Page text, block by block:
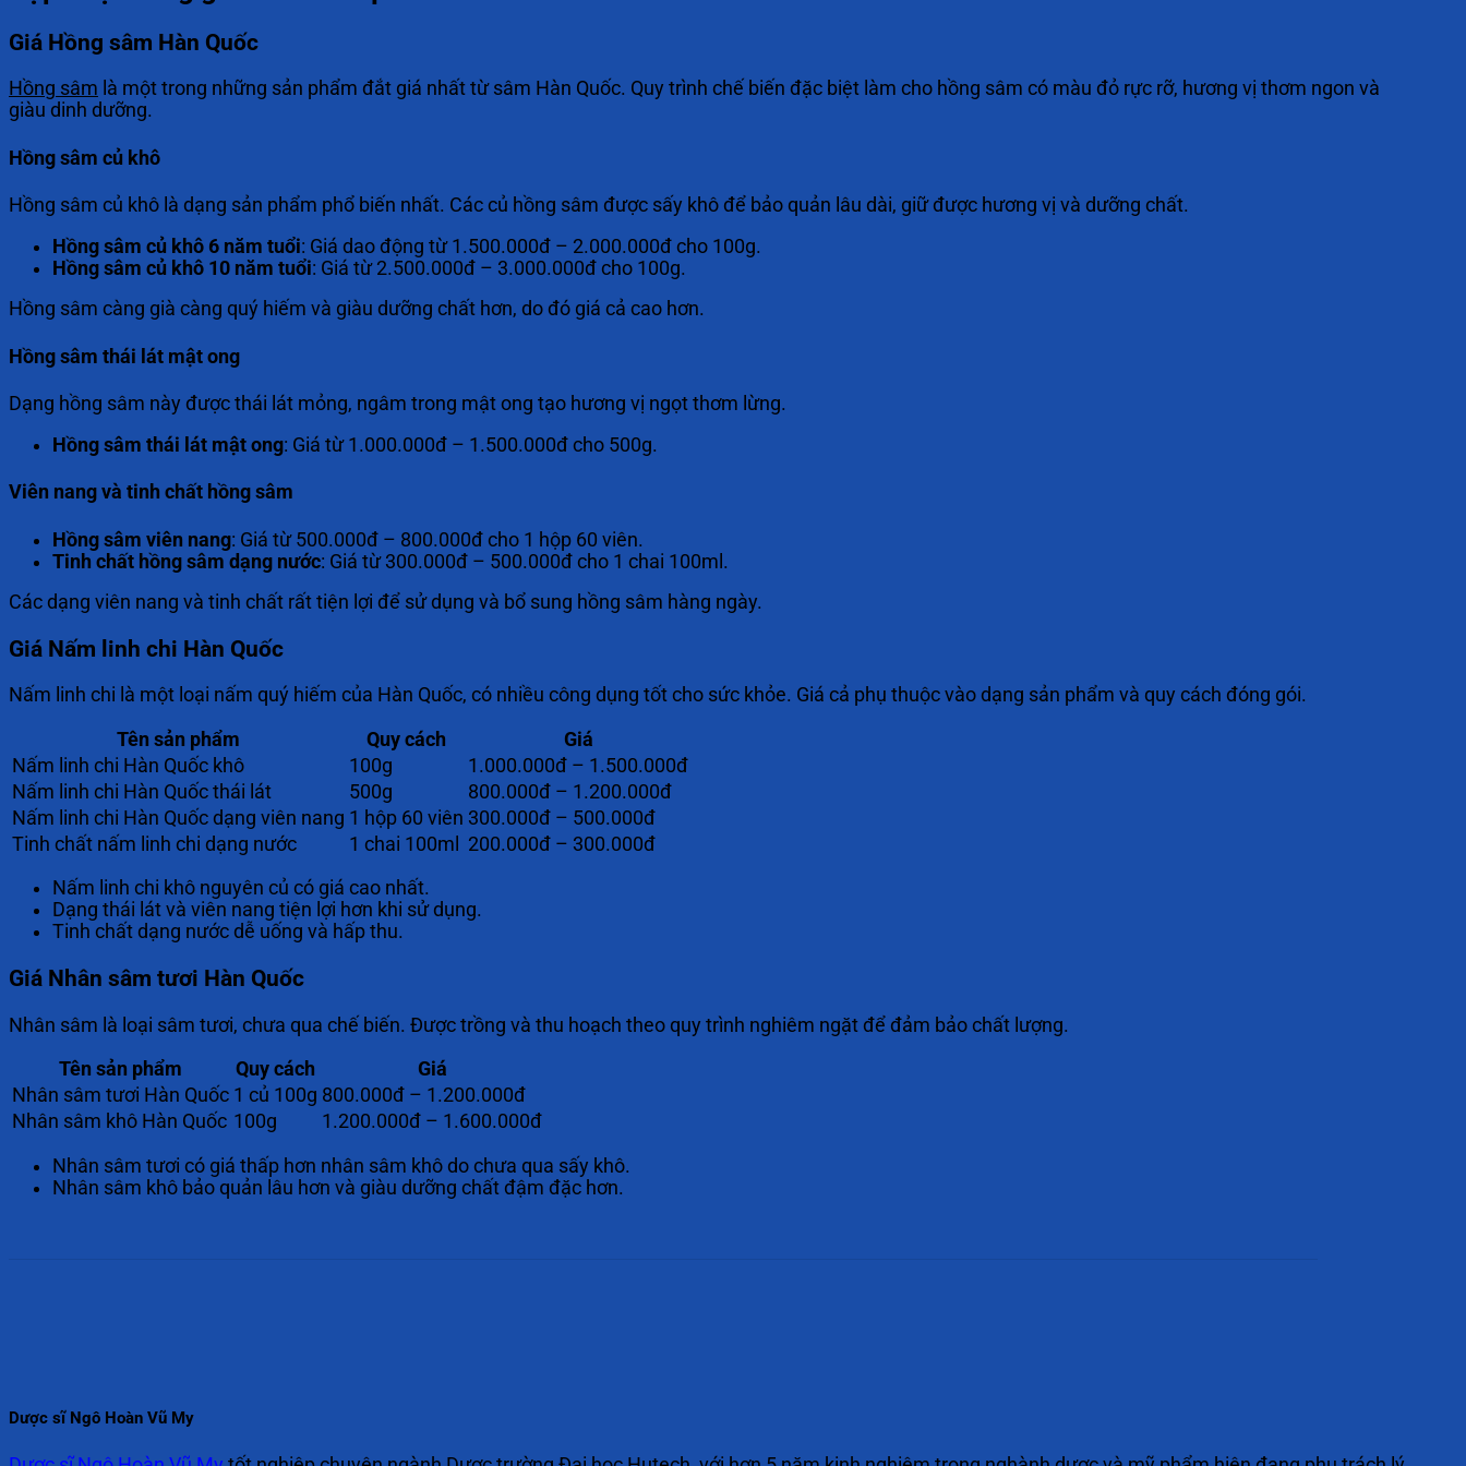
Giá Hồng sâm Hàn Quốc
Hồng sâm là một trong những sản phẩm đắt giá nhất từ sâm Hàn Quốc. Quy trình chế biến đặc biệt làm cho hồng sâm có màu đỏ rực rỡ, hương vị thơm ngon và
giàu dinh dưỡng.
Hồng sâm củ khô
Hồng sâm củ khô là dạng sản phẩm phổ biến nhất. Các củ hồng sâm được sấy khô để bảo quản lâu dài, giữ được hương vị và dưỡng chất.
Hồng sâm củ khô 6 năm tuổi: Giá dao động từ 1.500.000đ – 2.000.000đ cho 100g.
Hồng sâm củ khô 10 năm tuổi: Giá từ 2.500.000đ – 3.000.000đ cho 100g.
Hồng sâm càng già càng quý hiếm và giàu dưỡng chất hơn, do đó giá cả cao hơn.
Hồng sâm thái lát mật ong
Dạng hồng sâm này được thái lát mỏng, ngâm trong mật ong tạo hương vị ngọt thơm lừng.
Hồng sâm thái lát mật ong: Giá từ 1.000.000đ – 1.500.000đ cho 500g.
Viên nang và tinh chất hồng sâm
Hồng sâm viên nang: Giá từ 500.000đ – 800.000đ cho 1 hộp 60 viên.
Tinh chất hồng sâm dạng nước: Giá từ 300.000đ – 500.000đ cho 1 chai 100ml.
Các dạng viên nang và tinh chất rất tiện lợi để sử dụng và bổ sung hồng sâm hàng ngày.
Giá Nấm linh chi Hàn Quốc
Nấm linh chi là một loại nấm quý hiếm của Hàn Quốc, có nhiều công dụng tốt cho sức khỏe. Giá cả phụ thuộc vào dạng sản phẩm và quy cách đóng gói.
Tên sản phẩm Quy cách
Giá
Nấm linh chi Hàn Quốc khô
100g
1.000.000đ – 1.500.000đ
Nấm linh chi Hàn Quốc thái lát
500g
800.000đ – 1.200.000đ
Nấm linh chi Hàn Quốc dạng viên nang 1 hộp 60 viên 300.000đ – 500.000đ
Tinh chất nấm linh chi dạng nước
1 chai 100ml 200.000đ – 300.000đ
Nấm linh chi khô nguyên củ có giá cao nhất.
Dạng thái lát và viên nang tiện lợi hơn khi sử dụng.
Tinh chất dạng nước dễ uống và hấp thu.
Giá Nhân sâm tươi Hàn Quốc
Nhân sâm là loại sâm tươi, chưa qua chế biến. Được trồng và thu hoạch theo quy trình nghiêm ngặt để đảm bảo chất lượng.
Tên sản phẩm Quy cách
Giá
Nhân sâm tươi Hàn Quốc 1 củ 100g 800.000đ – 1.200.000đ
Nhân sâm khô Hàn Quốc 100g 1.200.000đ – 1.600.000đ
Nhân sâm tươi có giá thấp hơn nhân sâm khô do chưa qua sấy khô.
Nhân sâm khô bảo quản lâu hơn và giàu dưỡng chất đậm đặc hơn.
Dược sĩ Ngô Hoàn Vũ My